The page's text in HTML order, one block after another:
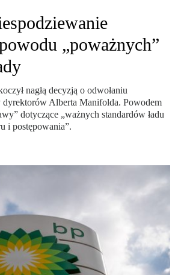
„poważnych”
nagłą decyzją o odwołaniu
dyrektorów Alberta Manifolda. Powodem
dotyczące „ważnych standardów ładu
i postępowania”.